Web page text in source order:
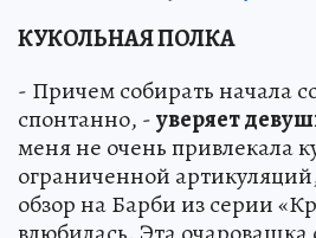
КУКОЛЬНАЯ ПОЛКА
- Причем собирать начала
спонтанно, -уверяет
меня не очень привлекала
ограниченной
обзор на Барби из серии